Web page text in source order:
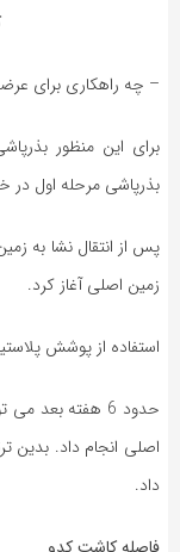
– چه راهکاری برای
بذرپاشی مرحله اول در
پس از انتقال نشا به
زمین اصلی آغاز کرد.
استفاده از پوشش
حدود 6 هفته
اصلی انجام داد. بدین
داد.